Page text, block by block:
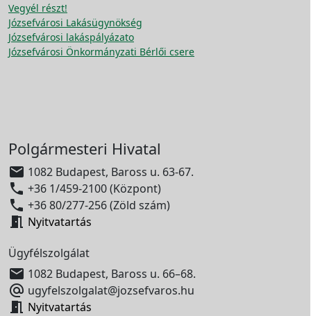
Vegyél részt!
Józsefvárosi Lakásügynökség
Józsefvárosi lakáspályázato
Józsefvárosi Önkormányzati Bérlői csere
Polgármesteri Hivatal
 1082 Budapest, Baross u. 63-67.
 +36 1/459-2100 (Központ)
 +36 80/277-256 (Zöld szám)
 Nyitvatartás
Ügyfélszolgálat
 1082 Budapest, Baross u. 66–68.
 ugyfelszolgalat@jozsefvaros.hu
 Nyitvatartás